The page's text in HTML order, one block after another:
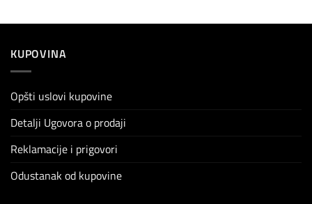
KUPOVINA
Opšti uslovi kupovine
Detalji Ugovora o prodaji
Reklamacije i prigovori
Odustanak od kupovine